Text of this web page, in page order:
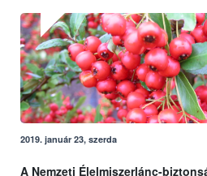
2019. január 23, szerda
A Nemzeti Élelmiszerlánc-